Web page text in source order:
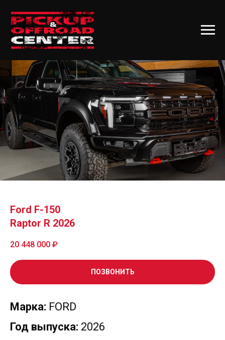
Ford F-150
Raptor R 2026
20 448 000 ₽
ПОЗВОНИТЬ
Марка: FORD
Год выпуска: 2026